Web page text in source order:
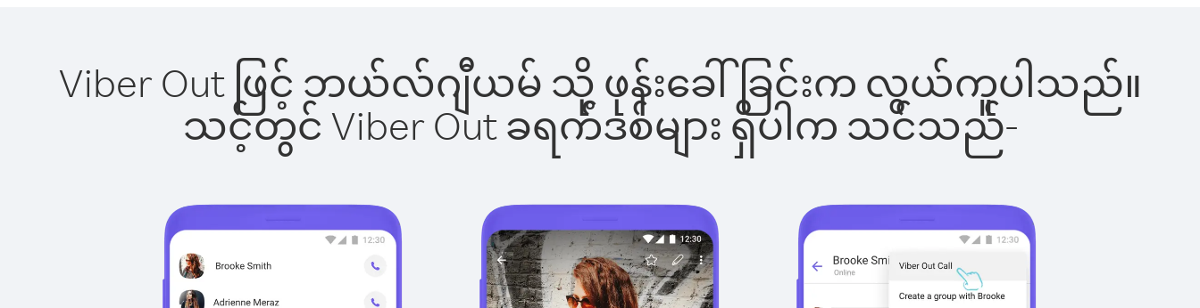
Viber Out ဖြင့် ဘယ်လ်ဂျီယမ် သို့ ဖုန်းခေါ်ခြင်းက လွယ်ကူပါသည်။
သင့်တွင် Viber Out ခရက်ဒစ်များ ရှိပါက သင်သည်-